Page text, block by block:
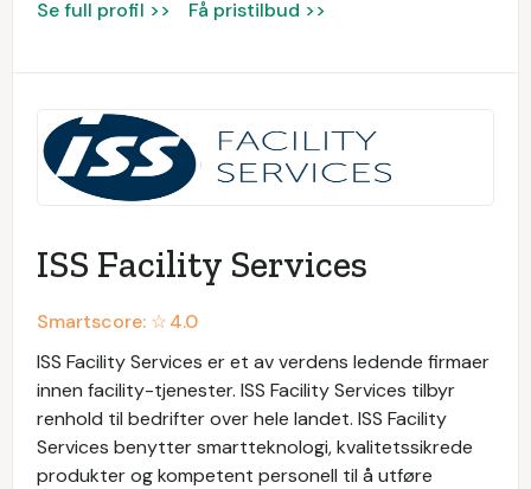
Se full profil >> Få pristilbud >>
ISS Facility Services
Smartscore: ☆4.0
ISS Facility Services er et av verdens ledende firmaer
innen facility-tjenester. ISS Facility Services tilbyr
renhold til bedrifter over hele landet. ISS Facility
Services benytter smartteknologi, kvalitetssikrede
produkter og kompetent personell til å utføre